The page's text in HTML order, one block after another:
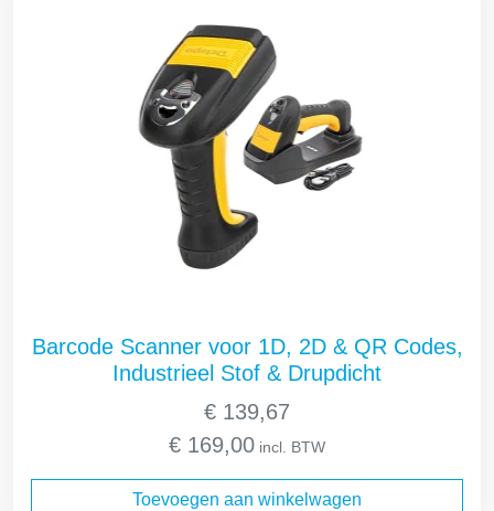
Barcode Scanner voor 1D, 2D & QR Codes,
Industrieel Stof & Drupdicht
€ 139,67
€ 169,00 incl. BTW
Toevoegen aan winkelwagen